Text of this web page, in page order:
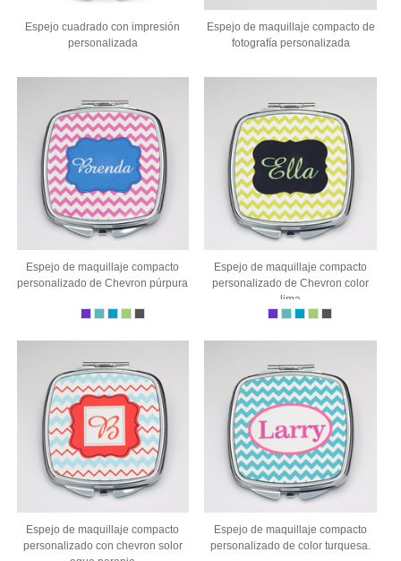
Espejo cuadrado con impresión
personalizada
Espejo de maquillaje compacto de
fotografía personalizada
Espejo de maquillaje compacto
personalizado de Chevron púrpura
Espejo de maquillaje compacto
personalizado de Chevron color
lima
Espejo de maquillaje compacto
personalizado con chevron solor
Espejo de maquillaje compacto
personalizado de color turquesa.